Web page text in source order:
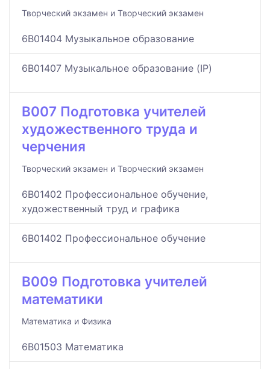
Творческий экзамен и Творческий экзамен
6B01404 Музыкальное образование
6B01407 Музыкальное образование (IP)
B007 Подготовка учителей
художественного труда и
черчения
Творческий экзамен и Творческий экзамен
6B01402 Профессиональное обучение,
художественный труд и графика
6B01402 Профессиональное обучение
B009 Подготовка учителей
математики
Математика и Физика
6B01503 Математика